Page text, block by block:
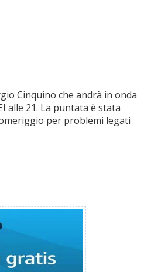
Cinquino che andrà in onda
alle 21. La puntata è stata
per problemi legati